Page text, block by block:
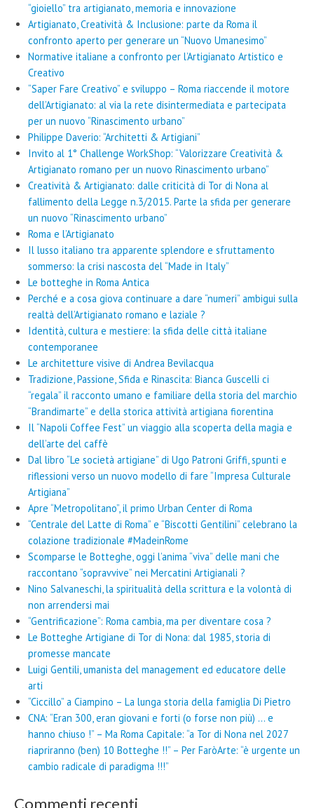
“gioiello” tra artigianato, memoria e innovazione
Artigianato, Creatività & Inclusione: parte da Roma il
confronto aperto per generare un “Nuovo Umanesimo”
Normative italiane a confronto per l’Artigianato Artistico e
Creativo
“Saper Fare Creativo” e sviluppo – Roma riaccende il motore
dell’Artigianato: al via la rete disintermediata e partecipata
per un nuovo “Rinascimento urbano”
Philippe Daverio: “Architetti & Artigiani”
Invito al 1° Challenge WorkShop: “Valorizzare Creatività &
Artigianato romano per un nuovo Rinascimento urbano”
Creatività & Artigianato: dalle criticità di Tor di Nona al
fallimento della Legge n.3/2015. Parte la sfida per generare
un nuovo “Rinascimento urbano”
Roma e l’Artigianato
Il lusso italiano tra apparente splendore e sfruttamento
sommerso: la crisi nascosta del “Made in Italy”
Le botteghe in Roma Antica
Perché e a cosa giova continuare a dare “numeri” ambigui sulla
realtà dell’Artigianato romano e laziale ?
Identità, cultura e mestiere: la sfida delle città italiane
contemporanee
Le architetture visive di Andrea Bevilacqua
Tradizione, Passione, Sfida e Rinascita: Bianca Guscelli ci
“regala” il racconto umano e familiare della storia del marchio
“Brandimarte” e della storica attività artigiana fiorentina
Il “Napoli Coffee Fest” un viaggio alla scoperta della magia e
dell’arte del caffè
Dal libro “Le società artigiane” di Ugo Patroni Griffi, spunti e
riflessioni verso un nuovo modello di fare “Impresa Culturale
Artigiana”
Apre “Metropolitano”, il primo Urban Center di Roma
“Centrale del Latte di Roma” e “Biscotti Gentilini” celebrano la
colazione tradizionale #MadeinRome
Scomparse le Botteghe, oggi l’anima “viva” delle mani che
raccontano “sopravvive” nei Mercatini Artigianali ?
Nino Salvaneschi, la spiritualità della scrittura e la volontà di
non arrendersi mai
“Gentrificazione”: Roma cambia, ma per diventare cosa ?
Le Botteghe Artigiane di Tor di Nona: dal 1985, storia di
promesse mancate
Luigi Gentili, umanista del management ed educatore delle
arti
“Ciccillo” a Ciampino – La lunga storia della famiglia Di Pietro
CNA: “Eran 300, eran giovani e forti (o forse non più) … e
hanno chiuso !” – Ma Roma Capitale: “a Tor di Nona nel 2027
riapriranno (ben) 10 Botteghe !!” – Per FaròArte: “è urgente un
cambio radicale di paradigma !!!”
Commenti recenti